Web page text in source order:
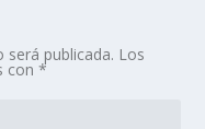
publicada. Los
con*